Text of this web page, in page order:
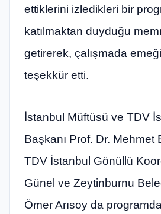
ettiklerini izledikleri bir
katılmaktan duyduğu
getirerek, çalışmada
teşekkür etti. ​​​​​​​
İstanbul Müftüsü ve TDV
Başkanı Prof. Dr. Mehmet
TDV İstanbul Gönüllü
Günel ve Zeytinburnu
Ömer Arısoy da